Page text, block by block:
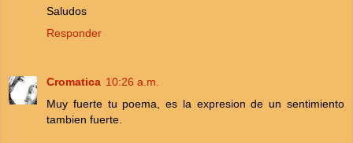
Saludos
Responder
Cromatica 10:26 a.m.
Muy fuerte tu poema, es la expresion de un sentimiento
tambien fuerte.